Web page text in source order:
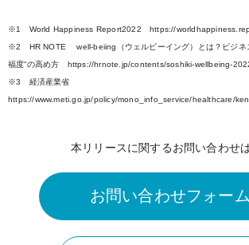
※1 World Happiness Report2022 https://
※2 HR NOTE well-beiing（ウェルビーイング）とは？ビジネ
福度“の高め方 https://hrnote.jp/contents/soshiki-wellbeing-
※3 経済産業省
https://www.meti.go.jp/policy/mono_info_service/healthcare/
本リリースに関するお問い合わせ
お問い合わせフォー